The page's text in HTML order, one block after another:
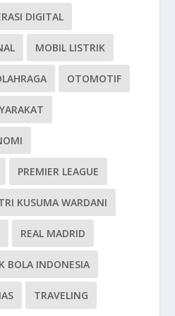
DIGITAL
MOBIL LISTRIK
OTOMOTIF
PREMIER LEAGUE
KUSUMA WARDANI
REAL MADRID
BOLA INDONESIA
TRAVELING